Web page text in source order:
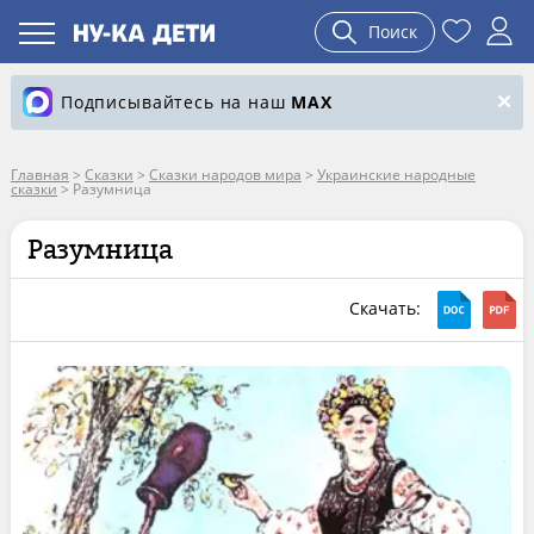
Поиск
Подписывайтесь на наш MAX
Главная > Сказки > Сказки народов мира > Украинские народные
сказки> Разумница
Разумница
Скачать: